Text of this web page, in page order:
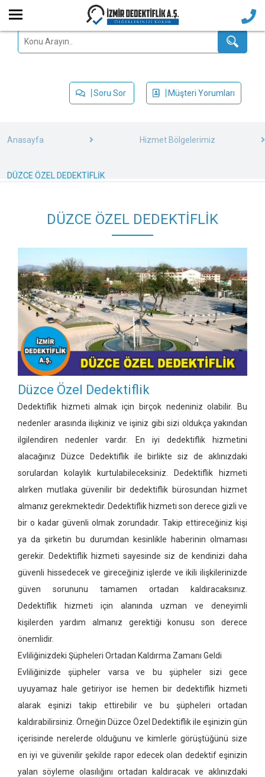
Soru Sor Müşteri Yorumları
Anasayfa Hizmet Bölgelerimiz
DÜZCE ÖZEL DEDEKTİFLİK
DÜZCE ÖZEL DEDEKTİFLİK
Düzce Özel Dedektiflik
Dedektiflik hizmeti almak için birçok nedeniniz olabilir. Bu
nedenler arasında ilişkiniz ve işiniz gibi sizi oldukça yakından
ilgilendiren nedenler vardır. En iyi dedektiflik hizmetini
alacağınız Düzce Dedektiflik ile birlikte siz de aklınızdaki
sorulardan kolaylık kurtulabileceksiniz. Dedektiflik hizmeti
alırken mutlaka güvenilir bir dedektiflik bürosundan hizmet
almanız gerekmektedir. Dedektiflik hizmeti son derece gizli ve
bir o kadar güvenli olmak zorundadır. Takip ettireceğiniz kişi
ya da şirketin bu durumdan kesinlikle haberinin olmaması
gerekir. Dedektiflik hizmeti sayesinde siz de kendinizi daha
güvenli hissedecek ve gireceğiniz işlerde ve ikili ilişkilerinizde
güven sorununu tamamen ortadan kaldıracaksınız.
Dedektiflik hizmeti için alanında uzman ve deneyimli
kişilerden yardım almanız gerektiği konusu son derece
önemlidir.
Evliliğinizdeki Şüpheleri Ortadan Kaldırma Zamanı Geldi
Evliliğinizde şüpheler varsa ve bu şüpheler sizi gece
uyuyamaz hale getiriyor ise hemen bir dedektiflik hizmeti
alarak eşinizi takip ettirebilir ve bu şüpheleri ortadan
kaldırabilirsiniz. Örneğin Düzce Özel Dedektiflik ile eşinizin gün
içerisinde nerelerde olduğunu ve kimlerle görüştüğünü size
en iyi ve güvenilir şekilde rapor edecek olan dedektif eşinizin
yalan söyleme olasılığını ortadan kaldıracak ve aklınızdaki